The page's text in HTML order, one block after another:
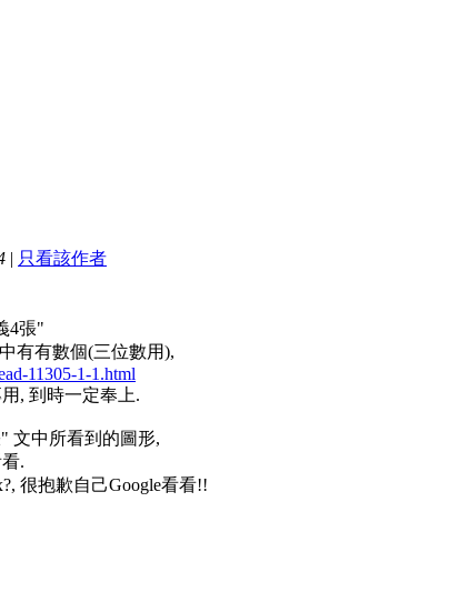
| 只看該作者
4張"
有有數個(三位數用),
11305-1-1.html
, 到時一定奉上.
文中所看到的圖形,
.
很抱歉自己Google看看!!